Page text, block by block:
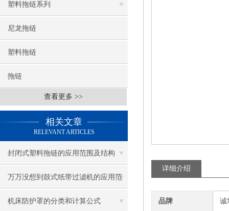
塑料拖链系列
尼龙拖链
塑料拖链
拖链
查看更多 >>
相关文章
RELEVANT ARTICLES
封闭式塑料拖链的应用范围及结构
万万没想到鼓式纸带过滤机的应用范
围及优势那么多
机床防护罩的分类和计算公式
详细介绍
品牌 诚